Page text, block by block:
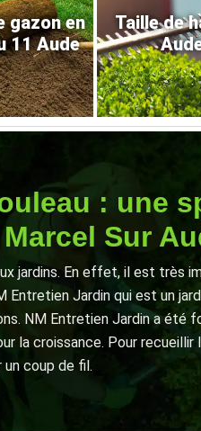
gazon en
11 Aude
Taille de
: une
Sur
jardins. En effet, il est très
Jardin qui est un
NM Entretien Jardin a été
la croissance. Pour recueillir
coup de fil.